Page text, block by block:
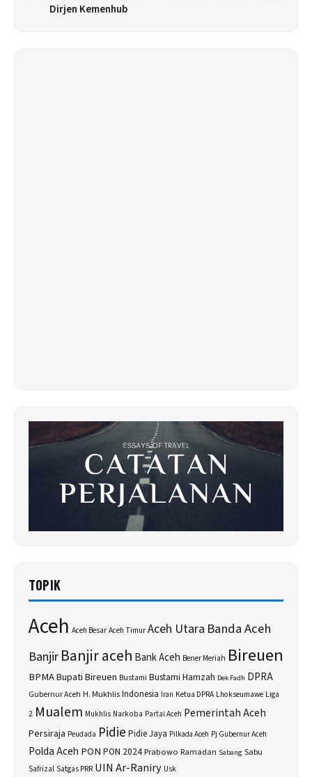
Dirjen Kemenhub
TOPIK
Aceh Aceh BesarAceh TimurAceh Utara Banda Aceh
BanjirBanjir aceh Bank Aceh Bener Meriah Bireuen
BPMABupati Bireuen Bustami Bustami Hamzah Dek Fadh DPRA
Gubernur Aceh H. MukhlisIndonesia Iran Ketua DPRA Lhokseumawe Liga
2 Mualem Mukhlis Narkoba Partai Aceh Pemerintah Aceh
Persiraja Peudada Pidie Pidie Jaya Pilkada Aceh Pj Gubernur Aceh
Polda Aceh PON PON 2024Prabowo Ramadan Sabang Sabu
SafrizalSatgas PRR UIN Ar-Raniry Usk